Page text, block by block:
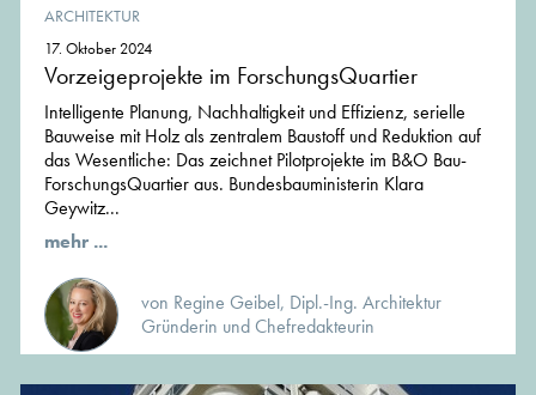
ARCHITEKTUR
17. Oktober 2024
Vorzeigeprojekte im ForschungsQuartier
Intelligente Planung, Nachhaltigkeit und Effizienz, serielle
Bauweise mit Holz als zentralem Baustoff und Reduktion auf
das Wesentliche: Das zeichnet Pilotprojekte im B&O Bau-
ForschungsQuartier aus. Bundesbauministerin Klara
Geywitz...
mehr ...
von Regine Geibel, Dipl.-Ing. Architektur
Gründerin und Chefredakteurin